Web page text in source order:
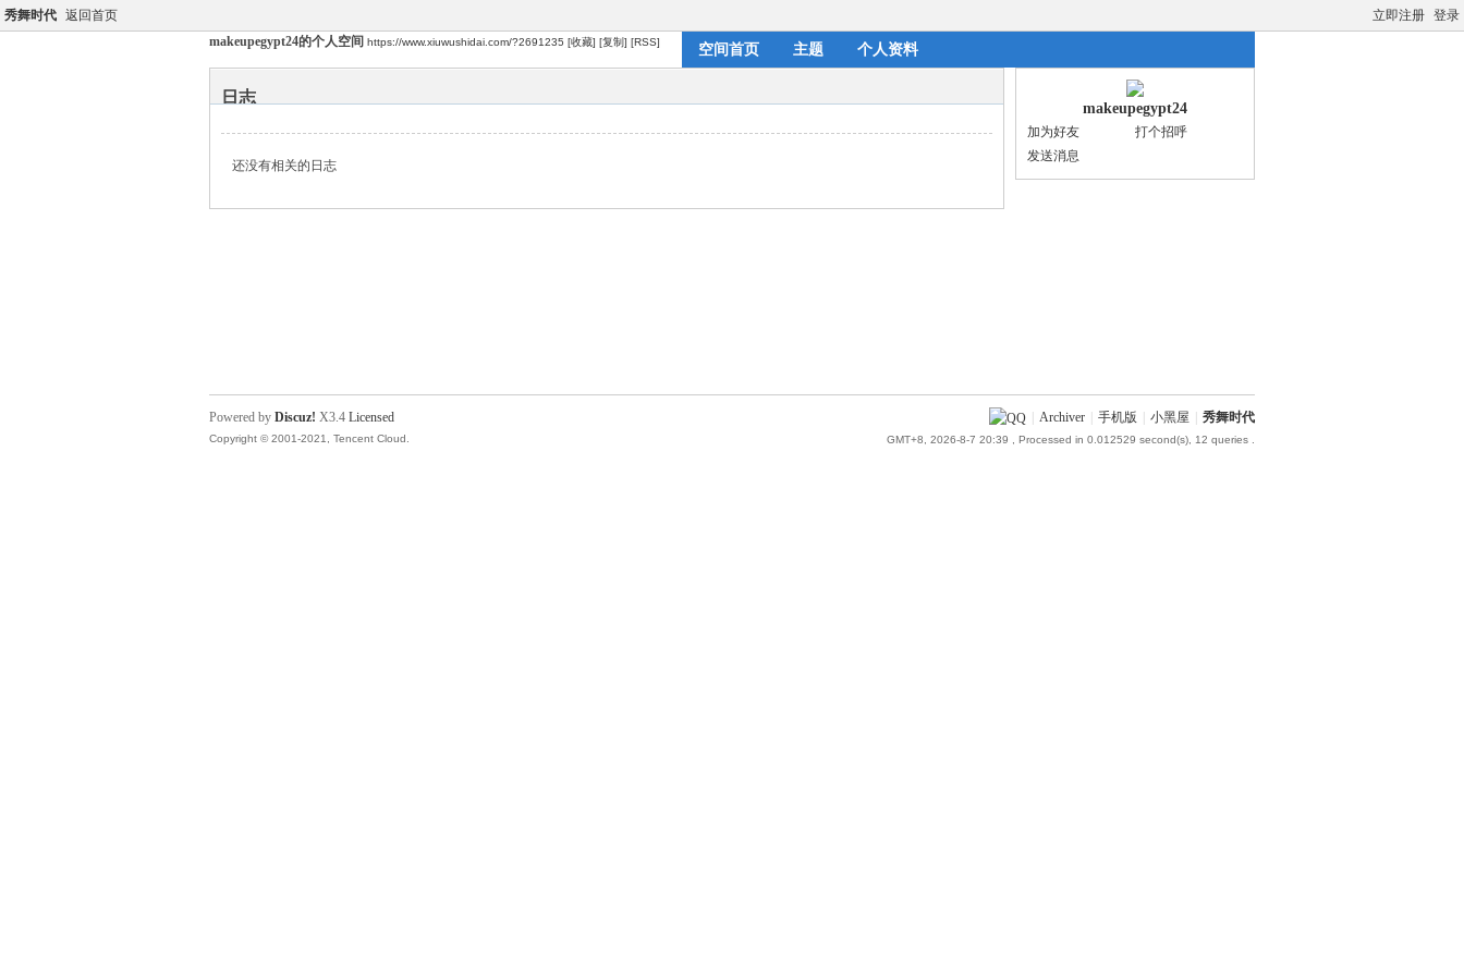
立即注册 登录
秀舞时代 返回首页
makeupegypt24的个人空间 https://www.xiuwushidai.com/?2691235 [收藏] [复制] [RSS] 空间首页 主题 个人资料
日志
还没有相关的日志
makeupegypt24
加为好友
打个招呼
发送消息
Archiver 手机版 小黑屋 秀舞时代
GMT+8, 2026-8-7 20:39 , Processed in 0.012529 second(s), 12 queries .
Powered by Discuz! X3.4 Licensed
Copyright © 2001-2021, Tencent Cloud.